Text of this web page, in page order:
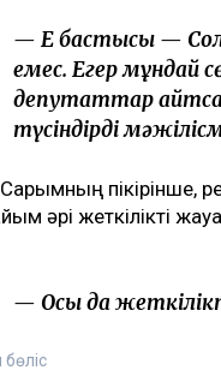
— Ең бастысы —
емес. Егер мұндай
депутаттар
түсіндірді
пікірінше,
әрі жеткілікті
— Осы да